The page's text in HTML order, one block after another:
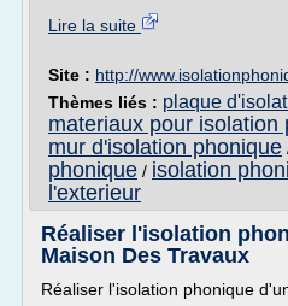
Lire la suite
Site : http://
Thèmes liés : plaque
materiaux pour isolation
mur d'isolation phonique
phonique / isolation
l'exterieur
Réaliser l'isolation
Maison Des Travaux
Réaliser l'isolation phonique